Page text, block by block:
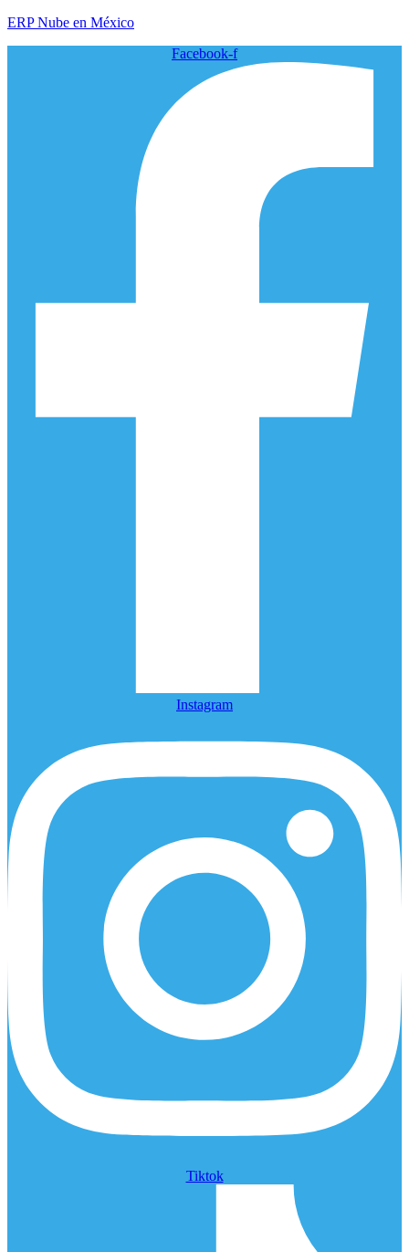
ERP Nube en México
Facebook-f
Instagram
Tiktok